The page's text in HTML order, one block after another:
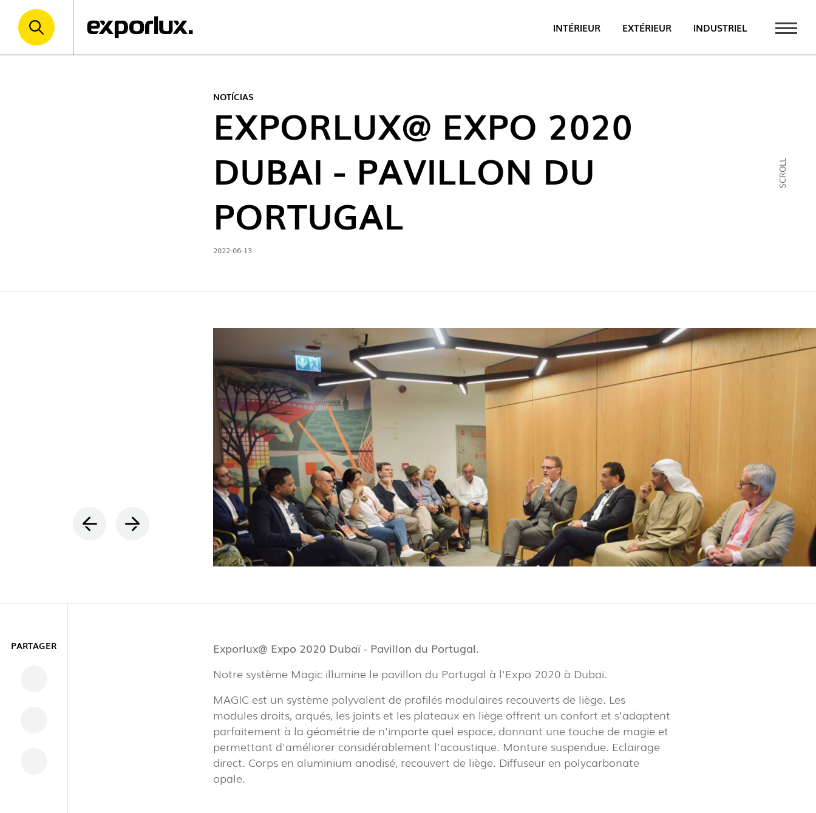
INTÉRIEUR EXTÉRIEUR INDUSTRIEL
INTÉRIEUR (86)
EXTÉRIEUR (22)
INDUSTRIEL
ACTUALITÉS
EXPORLUX @ Q31 ÉCLAIRAGE DE
BÂTIMENT – ​​QUINTA DA FONTE
PAVILLON DU PORTUGAL
NOTÍCIAS
EXPORLUX@ EXPO 2020
DUBAI - PAVILLON DU
PORTUGAL
2022-06-13
SCROLL
PARTAGER
Exporlux@ Expo 2020 Dubaï - Pavillon du Portugal.
Notre système Magic illumine le pavillon du Portugal à l'Expo 2020 à Dubaï.
MAGIC est un système polyvalent de profilés modulaires recouverts de liège. Les
modules droits, arqués, les joints et les plateaux en liège offrent un confort et s'adaptent
parfaitement à la géométrie de n'importe quel espace, donnant une touche de magie et
permettant d'améliorer considérablement l'acoustique. Monture suspendue. Eclairage
direct. Corps en aluminium anodisé, recouvert de liège. Diffuseur en polycarbonate
opale.